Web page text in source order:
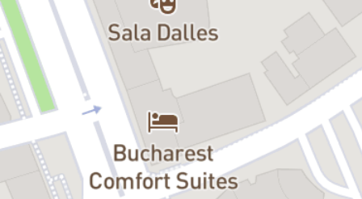
Această producție aduce în prim-plan un conflict între două femei
puternice, fiecare captivă într-un sistem patriarhal, dar cu o forță
interioară remarcabilă. Într-o lume a bărbaților, Maria Stuart și
Elisabeta I devin simboluri ale rezistenței și ale ambiției pentru
putere. O dramă despre viața și moartea unui regat, despre dueluri
politice și religioase, dar și despre soarta unei regine care refuză să
se supună regulilor impuse de bărbați.